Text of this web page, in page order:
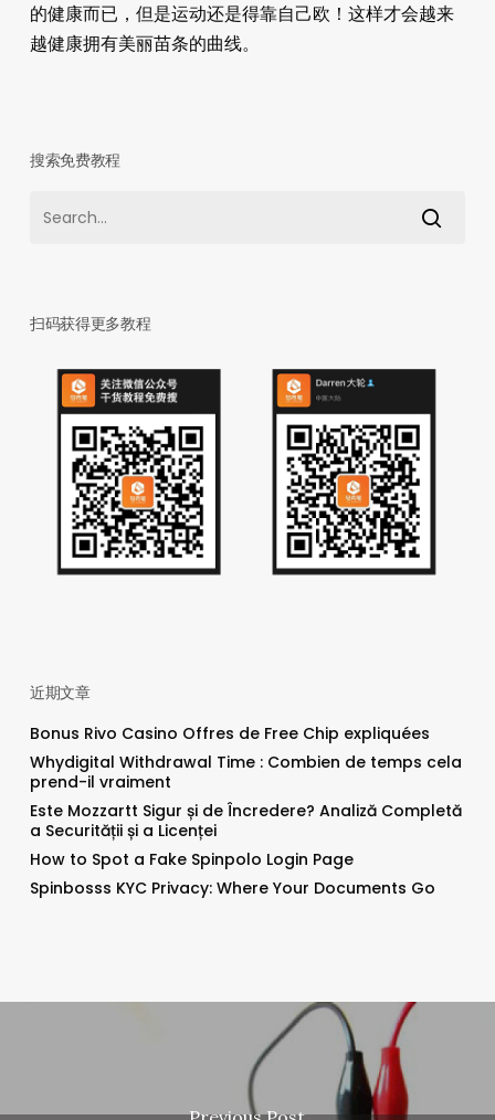
的健康而已，但是运动还是得靠自己欧！这样才会越来
越健康拥有美丽苗条的曲线。
搜索免费教程
扫码获得更多教程
近期文章
Bonus Rivo Casino Offres de Free Chip expliquées
Whydigital Withdrawal Time : Combien de temps cela
prend-il vraiment
Este Mozzartt Sigur și de Încredere? Analiză Completă
a Securității și a Licenței
How to Spot a Fake Spinpolo Login Page
Spinbosss KYC Privacy: Where Your Documents Go